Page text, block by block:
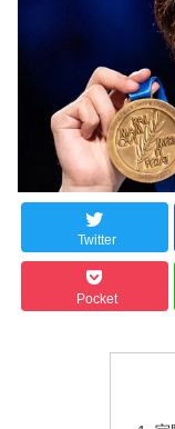
Twitter
Pocket